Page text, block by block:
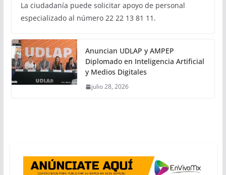
La ciudadanía puede solicitar apoyo de personal
especializado al número 22 22 13 81 11.
Anuncian UDLAP y AMPEP
Diplomado en Inteligencia Artificial
y Medios Digitales
julio 28, 2026